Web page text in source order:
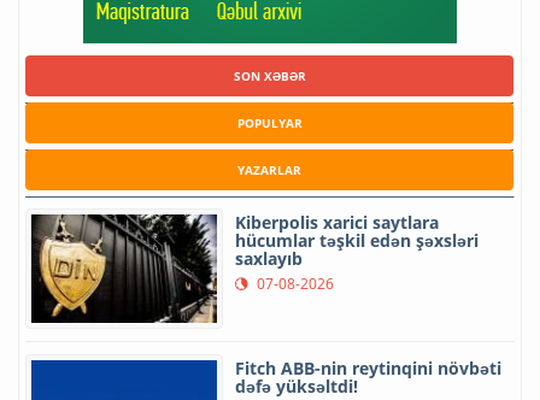
SON XƏBƏR
POPULYAR
YAZARLAR
Kiberpolis xarici saytlara
hücumlar təşkil edən şəxsləri
saxlayıb
07-08-2026
Fitch ABB-nin reytinqini növbəti
dəfə yüksəltdi!